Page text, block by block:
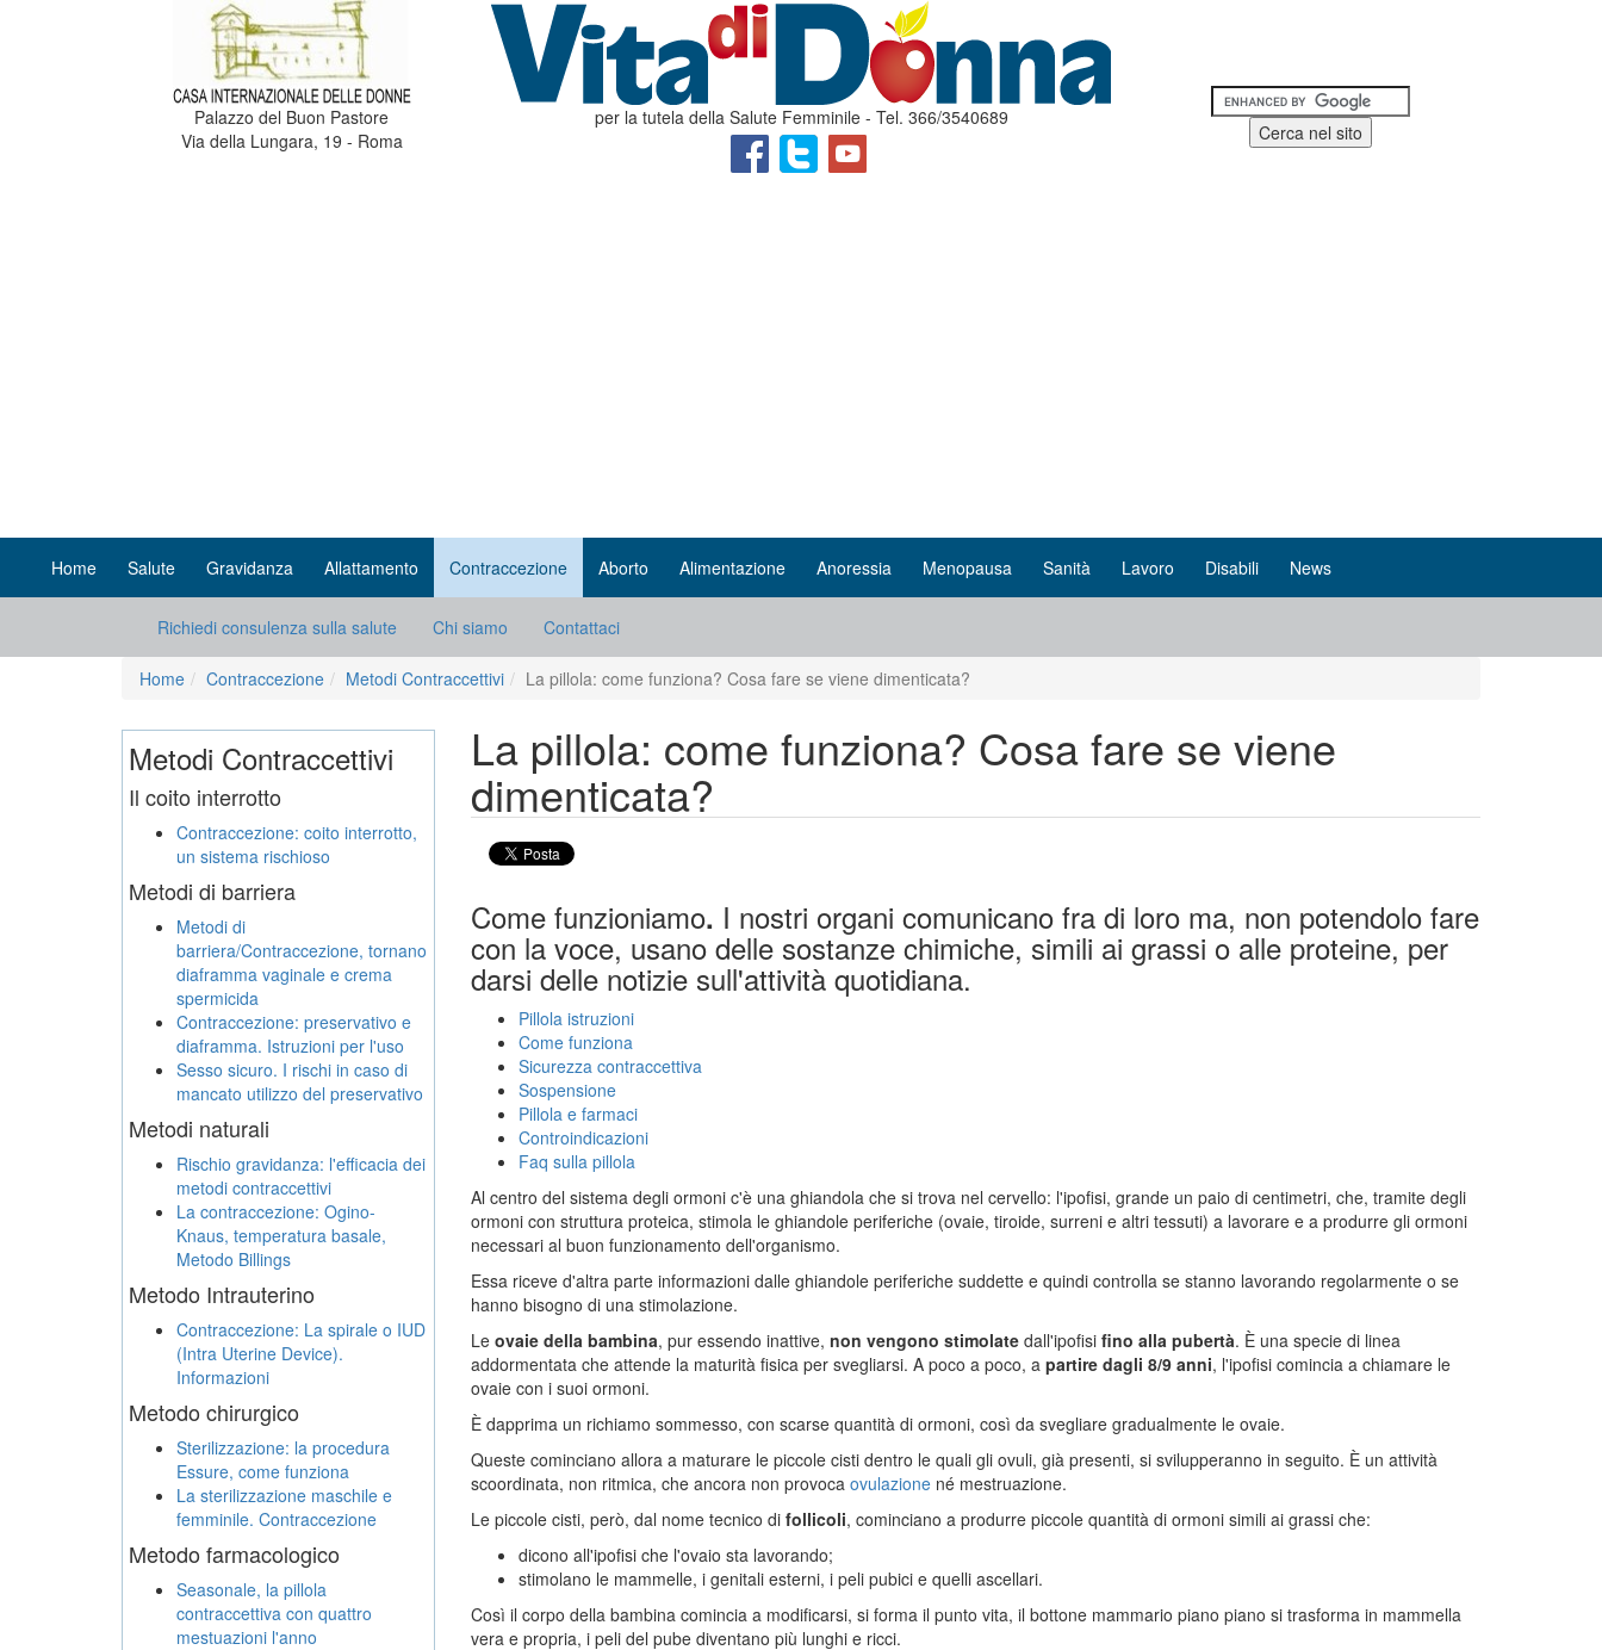
Palazzo del Buon Pastore
Via della Lungara, 19 - Roma
per la tutela della Salute Femminile - Tel. 366/3540689
Home Salute Gravidanza Allattamento Contraccezione Aborto Alimentazione Anoressia Menopausa Sanità Lavoro Disabili News
Richiedi consulenza sulla salute Chi siamo Contattaci
Home Contraccezione Metodi Contraccettivi La pillola: come funziona? Cosa fare se viene dimenticata?
La pillola: come funziona? Cosa fare se viene
dimenticata?
Come funzioniamo. I nostri organi comunicano fra di loro ma, non potendolo fare
con la voce, usano delle sostanze chimiche, simili ai grassi o alle proteine, per
darsi delle notizie sull'attività quotidiana.
Pillola istruzioni
Come funziona
Sicurezza contraccettiva
Sospensione
Pillola e farmaci
Controindicazioni
Faq sulla pillola
Al centro del sistema degli ormoni c'è una ghiandola che si trova nel cervello: l'ipofisi, grande un paio di centimetri, che, tramite degli
ormoni con struttura proteica, stimola le ghiandole periferiche (ovaie, tiroide, surreni e altri tessuti) a lavorare e a produrre gli ormoni
necessari al buon funzionamento dell'organismo.
Essa riceve d'altra parte informazioni dalle ghiandole periferiche suddette e quindi controlla se stanno lavorando regolarmente o se
hanno bisogno di una stimolazione.
Le ovaie della bambina, pur essendo inattive, non vengono stimolatedall'ipofisi fino alla pubertà. È una specie di linea
addormentata che attende la maturità fisica per svegliarsi. A poco a poco, a partire dagli 8/9 anni, l'ipofisi comincia a chiamare le
ovaie con i suoi ormoni.
È dapprima un richiamo sommesso, con scarse quantità di ormoni, così da svegliare gradualmente le ovaie.
Queste cominciano allora a maturare le piccole cisti dentro le quali gli ovuli, già presenti, si svilupperanno in seguito. È un attività
scoordinata, non ritmica, che ancora non provoca ovulazionené mestruazione.
Le piccole cisti, però, dal nome tecnico di follicoli, cominciano a produrre piccole quantità di ormoni simili ai grassi che:
dicono all'ipofisi che l'ovaio sta lavorando;
stimolano le mammelle, i genitali esterni, i peli pubici e quelli ascellari.
Così il corpo della bambina comincia a modificarsi, si forma il punto vita, il bottone mammario piano piano si trasforma in mammella
vera e propria, i peli del pube diventano più lunghi e ricci.
Metodi Contraccettivi
Il coito interrotto
Contraccezione: coito interrotto,
un sistema rischioso
Metodi di barriera
Metodi di
barriera/Contraccezione, tornano
diaframma vaginale e crema
spermicida
Contraccezione: preservativo e
diaframma. Istruzioni per l'uso
Sesso sicuro. I rischi in caso di
mancato utilizzo del preservativo
Metodi naturali
Rischio gravidanza: l'efficacia dei
metodi contraccettivi
La contraccezione: Ogino-
Knaus, temperatura basale,
Metodo Billings
Metodo Intrauterino
Contraccezione: La spirale o IUD
(Intra Uterine Device).
Informazioni
Metodo chirurgico
Sterilizzazione: la procedura
Essure, come funziona
La sterilizzazione maschile e
femminile. Contraccezione
Metodo farmacologico
Seasonale, la pillola
contraccettiva con quattro
mestuazioni l'anno